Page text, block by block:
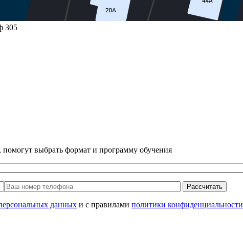
305
выбрать формат и программу обучения
Рассчитать
данных и с правилами политики конфиденциальности